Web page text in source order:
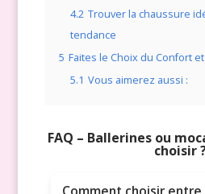
4.2 Trouver la chaussure
tendance
5 Faites le Choix du Confort et
5.1 Vous aimerez aussi :
FAQ – Ballerines ou
choisir